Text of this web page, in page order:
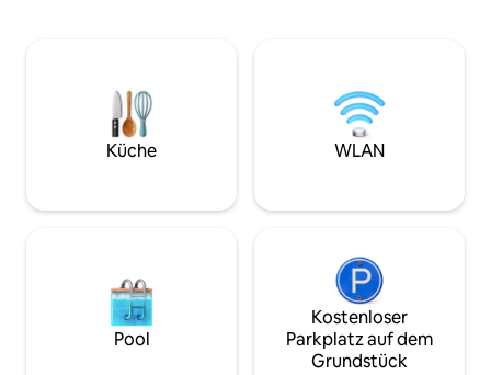
und Parken Barcelo. Das kürzlich
renovierte CC Hostel Malasaña, es
verfügt über 17 einfache Zimmer und
cuidadadas, und komplett ausgestattet.
Ausnahme von zwei mit gemeinsamen
Bedürfnissen zu unterstützen. CC
Hostel Malasaña ist eine ausgezeichnete
Wahl nach Madrid zum besten Preis zu
Rezeption
verfügen über: Klimaanlage Heizung
High-Speed-
und Duschen auf
Küche WLAN
Pool
Kostenloser
Parkplatz auf dem
Grundstück